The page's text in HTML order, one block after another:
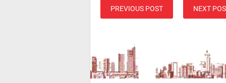
PREVIOUS POST NEXT